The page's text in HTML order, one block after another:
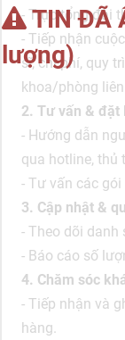
TIN ĐÃ
lượng)
- Trực tổng đài
- Tiếp nhận
sĩ, chi phí, quy
khoa/phòng
2. Tư vấn & đặt
- Hướng dẫn
qua hotline, thủ
- Tư vấn các
3. Cập nhật &
- Theo dõi danh
- Báo cáo số
4. Chăm sóc
- Tiếp nhận và
hàng.